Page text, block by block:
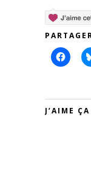
J’AIME